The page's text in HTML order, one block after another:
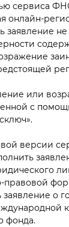
сервиса
онлайн-
заявление
или
с
версии
правовой
о
фонда.